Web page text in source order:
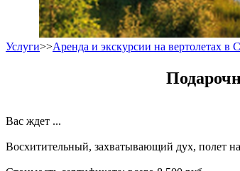
Услуги>>Аренда и экскурсии на вертолетах в
Вас ждет ...
Восхитительный, захватывающий дух, полет